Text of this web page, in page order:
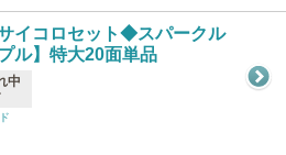
イコロセット◆スパークル
ル】特大20面単品
中